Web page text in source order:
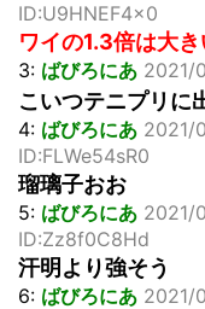
ID:U9HNEF4x0
ワイの1.3倍は大き
3: ばびろにあ 2021/
こいつテニプリに
4: ばびろにあ 2021/
ID:FLWe54sR0
瑠璃子おお
5: ばびろにあ 2021/
ID:Zz8f0C8Hd
汗明より強そう
6: ばびろにあ 2021/